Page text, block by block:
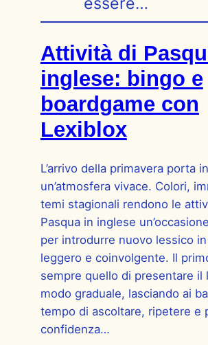
Attività di
inglese: bingo e
boardgame con
Lexiblox
L’arrivo della primavera porta
un’atmosfera vivace. Colori,
temi stagionali rendono le
Pasqua in inglese
per introdurre nuovo lessico
leggero e coinvolgente. Il
sempre quello di presentare il
modo graduale, lasciando ai
tempo di ascoltare, ripetere e
confidenza…